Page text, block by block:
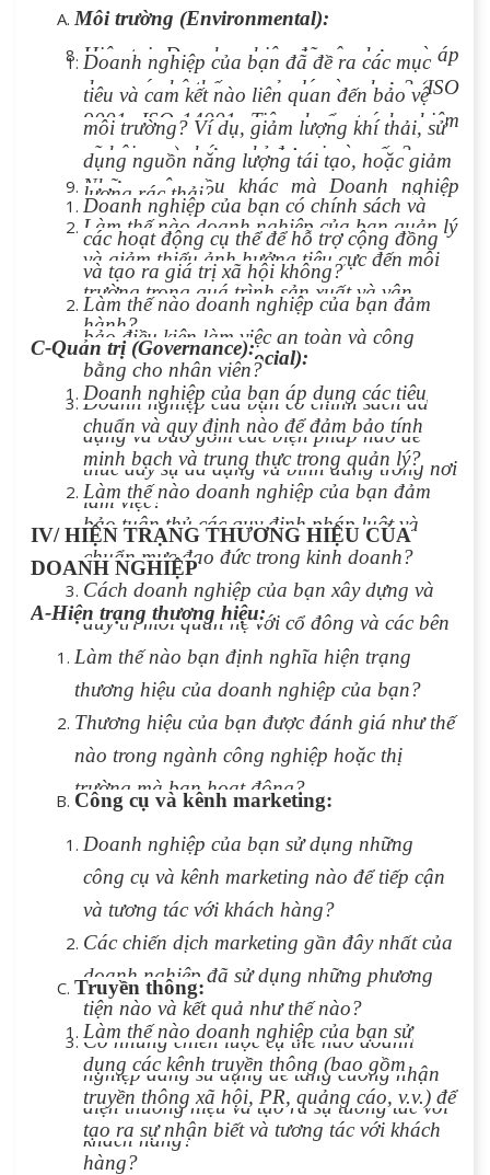
nào?
Hiện tại, Doanh nghiệp đã xây dựng và áp
dụng các hệ thống quản lý nào chưa? (ISO
9001, ISO 14001, Tiêu chuẩn trách nhiệm
xã hội……) chứng chỉ đơn vị nào cấp?
Những yêu cầu khác mà Doanh nghiệp
mong muốn
Môi trường (Environmental):
Doanh nghiệp của bạn đã đề ra các mục
tiêu và cam kết nào liên quan đến bảo vệ
môi trường? Ví dụ, giảm lượng khí thải, sử
dụng nguồn năng lượng tái tạo, hoặc giảm
lượng rác thải?
Làm thế nào doanh nghiệp của bạn quản lý
và giảm thiểu ảnh hưởng tiêu cực đến môi
trường trong quá trình sản xuất và vận
hành?
Xã hội (Social):
Doanh nghiệp của bạn có chính sách và
các hoạt động cụ thể để hỗ trợ cộng đồng
và tạo ra giá trị xã hội không?
Làm thế nào doanh nghiệp của bạn đảm
bảo điều kiện làm việc an toàn và công
bằng cho nhân viên?
Doanh nghiệp của bạn có chính sách đa
dạng và bao gồm các biện pháp nào để
thúc đẩy sự đa dạng và bình đẳng trong nơi
làm việc?
C-Quản trị (Governance):
Doanh nghiệp của bạn áp dụng các tiêu
chuẩn và quy định nào để đảm bảo tính
minh bạch và trung thực trong quản lý?
Làm thế nào doanh nghiệp của bạn đảm
bảo tuân thủ các quy định pháp luật và
chuẩn mực đạo đức trong kinh doanh?
Cách doanh nghiệp của bạn xây dựng và
duy trì mối quan hệ với cổ đông và các bên
liên quan khác?
IV/ HIỆN TRẠNG THƯƠNG HIỆU CỦA
DOANH NGHIỆP
A-Hiện trạng thương hiệu:
Làm thế nào bạn định nghĩa hiện trạng
thương hiệu của doanh nghiệp của bạn?
Thương hiệu của bạn được đánh giá như thế
nào trong ngành công nghiệp hoặc thị
trường mà bạn hoạt động?
Công cụ và kênh marketing:
Doanh nghiệp của bạn sử dụng những
công cụ và kênh marketing nào để tiếp cận
và tương tác với khách hàng?
Các chiến dịch marketing gần đây nhất của
doanh nghiệp đã sử dụng những phương
tiện nào và kết quả như thế nào?
Có những chiến lược cụ thể nào doanh
nghiệp đang sử dụng để tăng cường nhận
diện thương hiệu và tạo ra sự tương tác với
khách hàng?
Truyền thông:
Làm thế nào doanh nghiệp của bạn sử
dụng các kênh truyền thông (bao gồm
truyền thông xã hội, PR, quảng cáo, v.v.) để
tạo ra sự nhận biết và tương tác với khách
hàng?